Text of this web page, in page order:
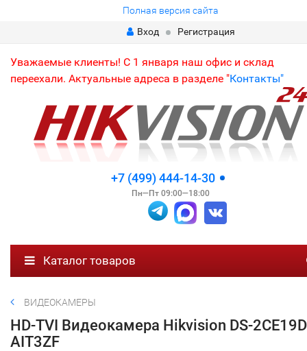
Полная версия сайта
Вход
Регистрация
Уважаемые клиенты! С 1 января наш офис и склад
переехали. Актуальные адреса в разделе "Контакты"
+7 (499) 444-14-30
Пн—Пт 09:00—18:00
Каталог товаров
ВИДЕОКАМЕРЫ
HD-TVI Видеокамера Hikvision DS-
AIT3ZF